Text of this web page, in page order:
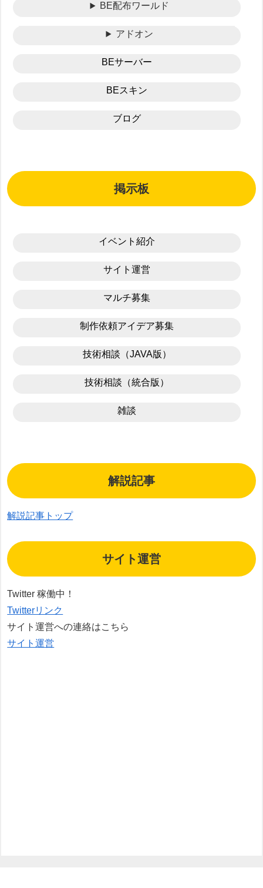
BE配布ワールド
アドオン
BEサーバー
BEスキン
ブログ
掲示板
イベント紹介
サイト運営
マルチ募集
制作依頼アイデア募集
技術相談（JAVA版）
技術相談（統合版）
雑談
解説記事
解説記事トップ
サイト運営
Twitter 稼働中！
Twitterリンク
サイト運営への連絡はこちら
サイト運営